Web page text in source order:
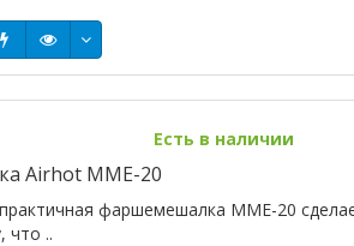
Есть в наличии
Airhot MME-20
фаршемешалка ММЕ-20
что ..